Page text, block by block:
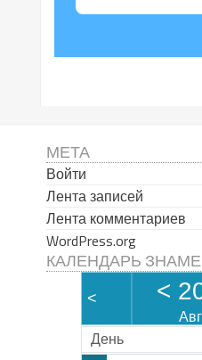
МЕТА
Войти
Лента записей
Лента комментариев
WordPress.org
КАЛЕНДАРЬ
< <
День